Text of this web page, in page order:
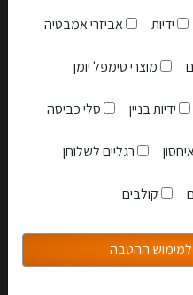
כולל 5 פריטים
האתר
ידיות אביזרי אמבטיה
מוצרי סימפל יומן
ידיות בניין סלי כביסה
רגליים לשלוחן
קולבים
ההטבה